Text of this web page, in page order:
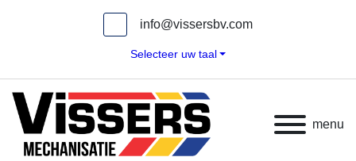
info@vissersbv.com
Selecteer uw taal
menu